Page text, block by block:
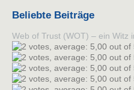
Beliebte Beiträge
Web of Trust (WOT) – ein Witz